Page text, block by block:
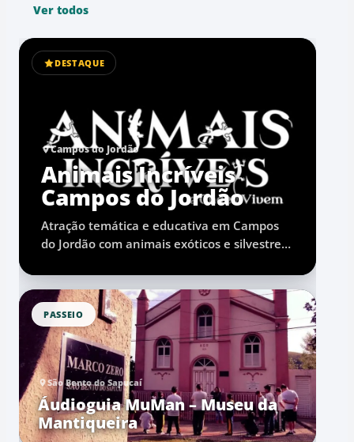
Ver todos
DESTAQUE
Campos do Jordão
Animais Incríveis
Campos do Jordão
Atração temática e educativa em Campos
do Jordão com animais exóticos e silvestres,
para crianças e famílias.
PASSEIO
São Bento do Sapucaí
Áudioguia MuMan – Museu da
Mantiqueira